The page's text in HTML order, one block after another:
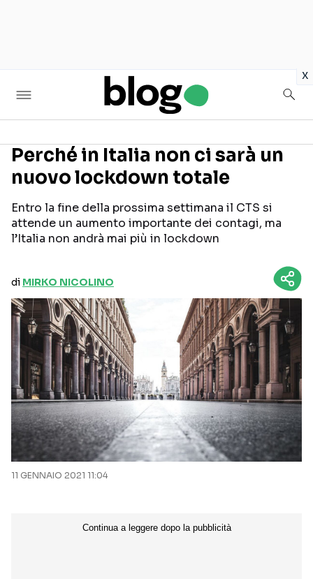
x
Seguici sui social
Perché in Italia non ci sarà un
nuovo lockdown totale
Entro la fine della prossima settimana il CTS si
attende un aumento importante dei contagi, ma
l’Italia non andrà mai più in lockdown
di MIRKO NICOLINO
11 GENNAIO 2021 11:04